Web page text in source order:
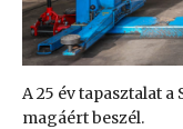
A 25 év tapasztalat
magáért beszél.